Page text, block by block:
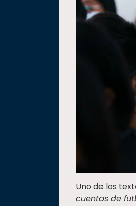
Uno de los
cuentos de